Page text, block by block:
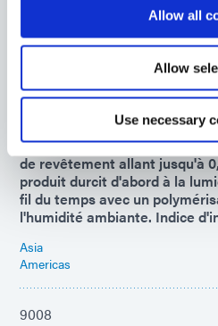
Allow all
Allow
Use necessary
Asia
Europe
9482
Revêtement conforme
protection supérieure des
de revêtement allant jusqu'à
produit durcit d'abord à la
fil du temps avec un
l'humidité ambiante. Indice
Asia
Americas
9008